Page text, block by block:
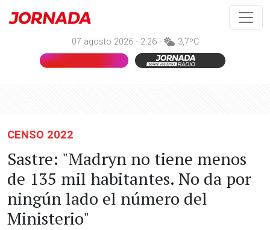
07 agosto 2026 - 2:26 - 3,7ºC
CENSO 2022
Sastre: "Madryn no tiene menos
de 135 mil habitantes. No da por
ningún lado el número del
Ministerio"